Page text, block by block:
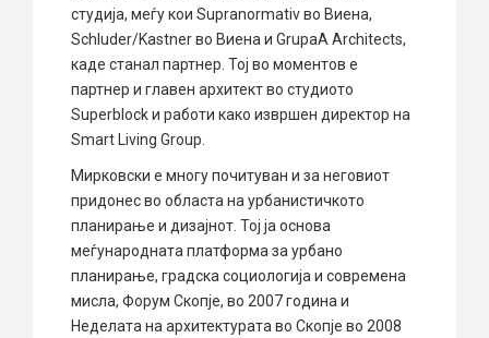
студија, меѓу кои Supranormativ во Виена,
Schluder/Kastner во Виена и GrupaA Architects,
каде станал партнер. Тој во моментов е
партнер и главен архитект во студиото
Superblock и работи како извршен директор на
Smart Living Group.
Мирковски е многу почитуван и за неговиот
придонес во областа на урбанистичкото
планирање и дизајнот. Тој ја основа
меѓународната платформа за урбано
планирање, градска социологија и современа
мисла, Форум Скопје, во 2007 година и
Неделата на архитектурата во Скопје во 2008